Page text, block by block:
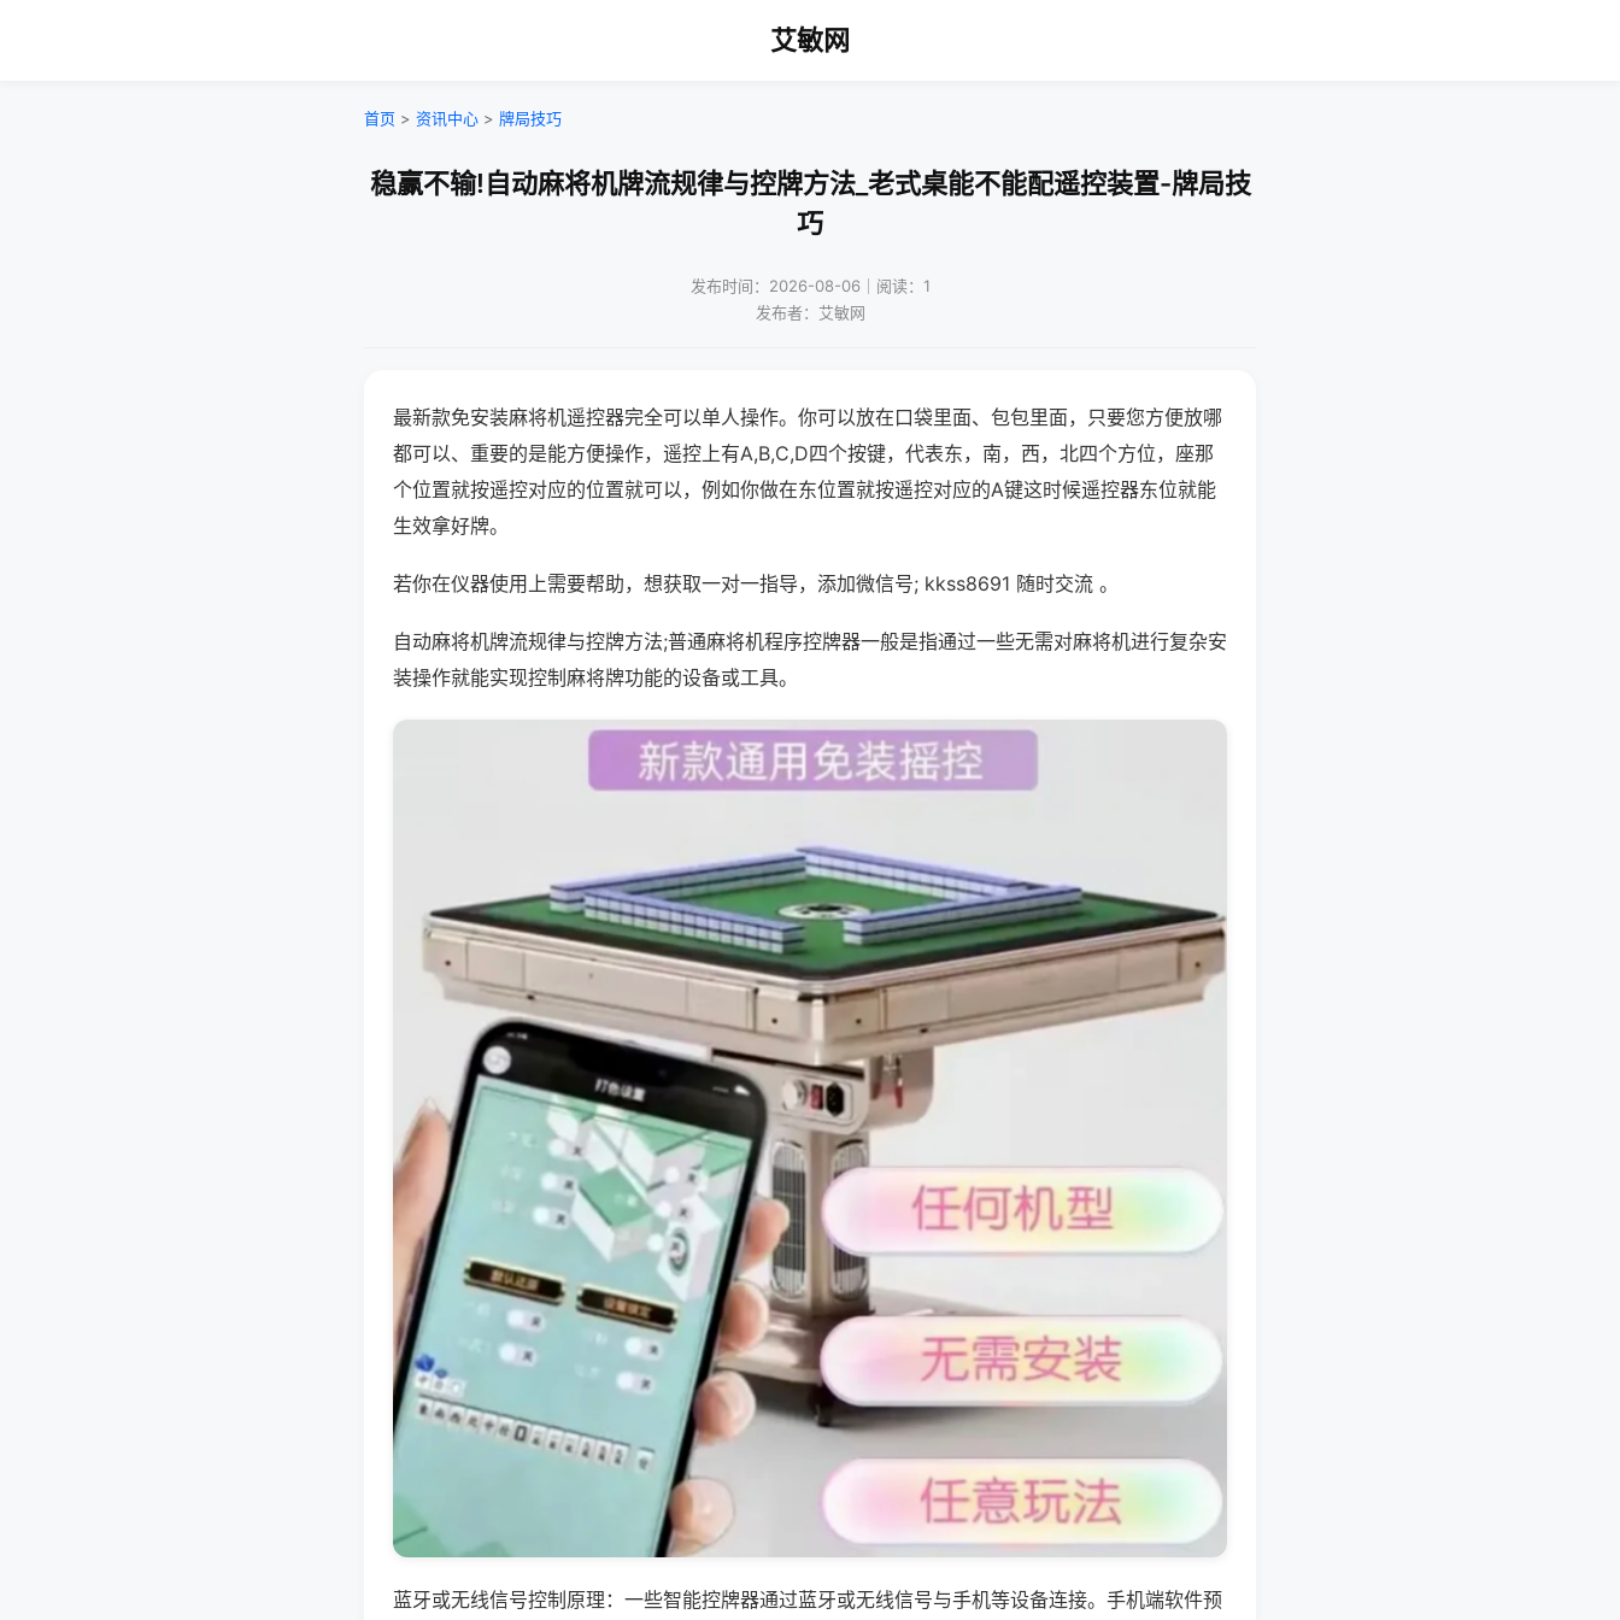
艾敏网
首页 > 资讯中心 > 牌局技巧
稳赢不输!自动麻将机牌流规律与控牌方法_老式桌能不能配遥控装置-牌局技
巧
发布时间：2026-08-06｜阅读：1
发布者：艾敏网
最新款免安装麻将机遥控器完全可以单人操作。你可以放在口袋里面、包包里面，只要您方便放哪
都可以、重要的是能方便操作，遥控上有A,B,C,D四个按键，代表东，南，西，北四个方位，座那
个位置就按遥控对应的位置就可以，例如你做在东位置就按遥控对应的A键这时候遥控器东位就能
生效拿好牌。
若你在仪器使用上需要帮助，想获取一对一指导，添加微信号; kkss8691 随时交流 。
自动麻将机牌流规律与控牌方法;普通麻将机程序控牌器一般是指通过一些无需对麻将机进行复杂安
装操作就能实现控制麻将牌功能的设备或工具。
蓝牙或无线信号控制原理：一些智能控牌器通过蓝牙或无线信号与手机等设备连接。手机端软件预